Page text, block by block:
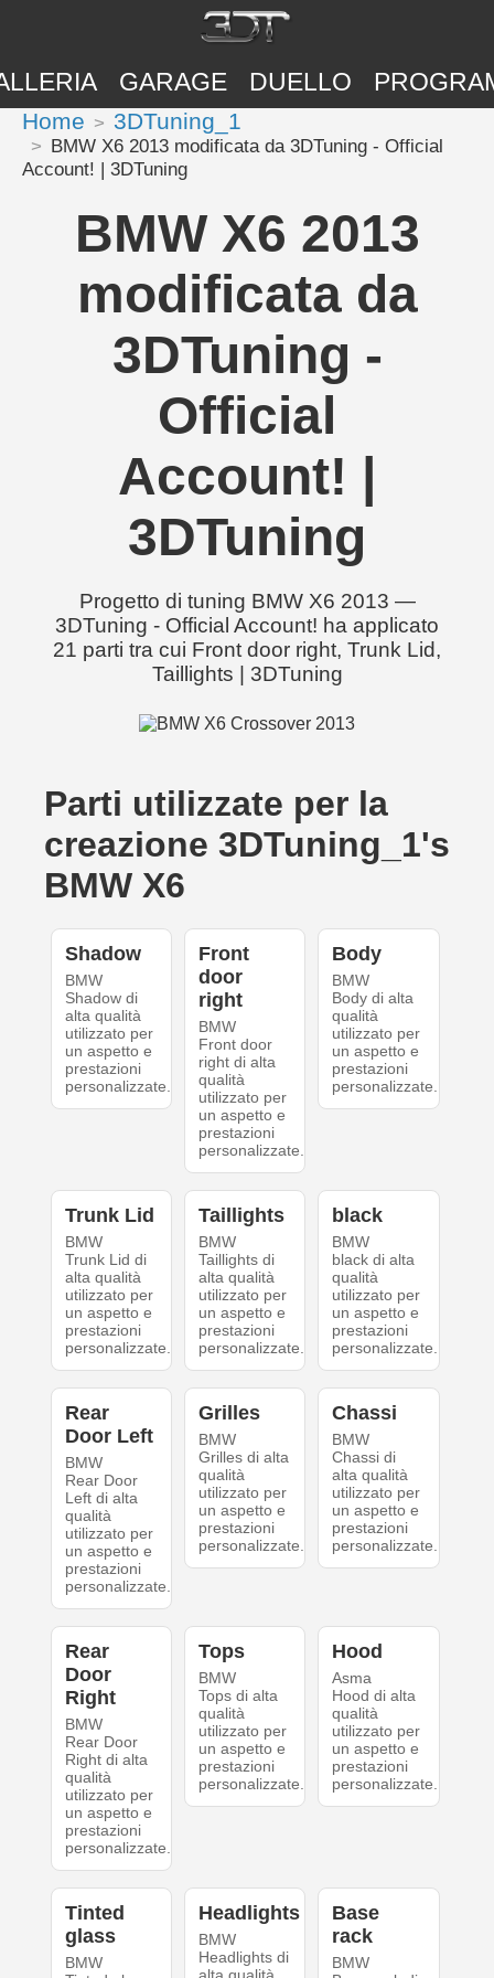
GARAGE DUELLO
Home 3DTuning_1
BMW X6 2013 modificata da 3DTuning - Official
Account! | 3DTuning
BMW X6 2013
modificata da
3DTuning -
Official
Account! |
3DTuning
Progetto di tuning BMW X6 2013 —
3DTuning - Official Account! ha applicato
21 parti tra cui Front door right, Trunk Lid,
Taillights | 3DTuning
Parti utilizzate per la
creazione 3DTuning_1's
BMW X6
Shadow
BMW
Shadow di
alta qualità
utilizzato per
un aspetto e
prestazioni
personalizzate.
Front
door
right
BMW
Front door
right di alta
qualità
utilizzato per
un aspetto e
prestazioni
personalizzate.
Body
BMW
Body di alta
qualità
utilizzato per
un aspetto e
prestazioni
personalizzate.
Trunk Lid
BMW
Trunk Lid di
alta qualità
utilizzato per
un aspetto e
prestazioni
personalizzate.
Taillights
BMW
Taillights di
alta qualità
utilizzato per
un aspetto e
prestazioni
personalizzate.
black
BMW
black di alta
qualità
utilizzato per
un aspetto e
prestazioni
personalizzate.
Rear
Door Left
BMW
Rear Door
Left di alta
qualità
utilizzato per
un aspetto e
prestazioni
personalizzate.
Grilles
BMW
Grilles di alta
qualità
utilizzato per
un aspetto e
prestazioni
personalizzate.
Chassi
BMW
Chassi di
alta qualità
utilizzato per
un aspetto e
prestazioni
personalizzate.
Rear
Door
Right
BMW
Rear Door
Right di alta
qualità
utilizzato per
un aspetto e
prestazioni
personalizzate.
Tops
BMW
Tops di alta
qualità
utilizzato per
un aspetto e
prestazioni
personalizzate.
Hood
Asma
Hood di alta
qualità
utilizzato per
un aspetto e
prestazioni
personalizzate.
Tinted
glass
BMW
Headlights
BMW
Headlights di
Base
rack
BMW